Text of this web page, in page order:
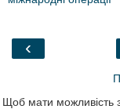
k
‹
Щоб мати можливість